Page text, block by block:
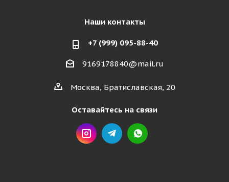
Наши контакты
+7 (999) 095-88-40
9169178840@mail.ru
Москва, Братиславская, 20
Оставайтесь на связи